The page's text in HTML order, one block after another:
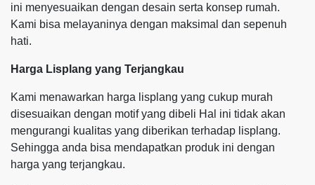
ini menyesuaikan dengan desain serta konsep rumah.
Kami bisa melayaninya dengan maksimal dan sepenuh
hati.
Harga Lisplang yang Terjangkau
Kami menawarkan harga lisplang yang cukup murah
disesuaikan dengan motif yang dibeli Hal ini tidak akan
mengurangi kualitas yang diberikan terhadap lisplang.
Sehingga anda bisa mendapatkan produk ini dengan
harga yang terjangkau.